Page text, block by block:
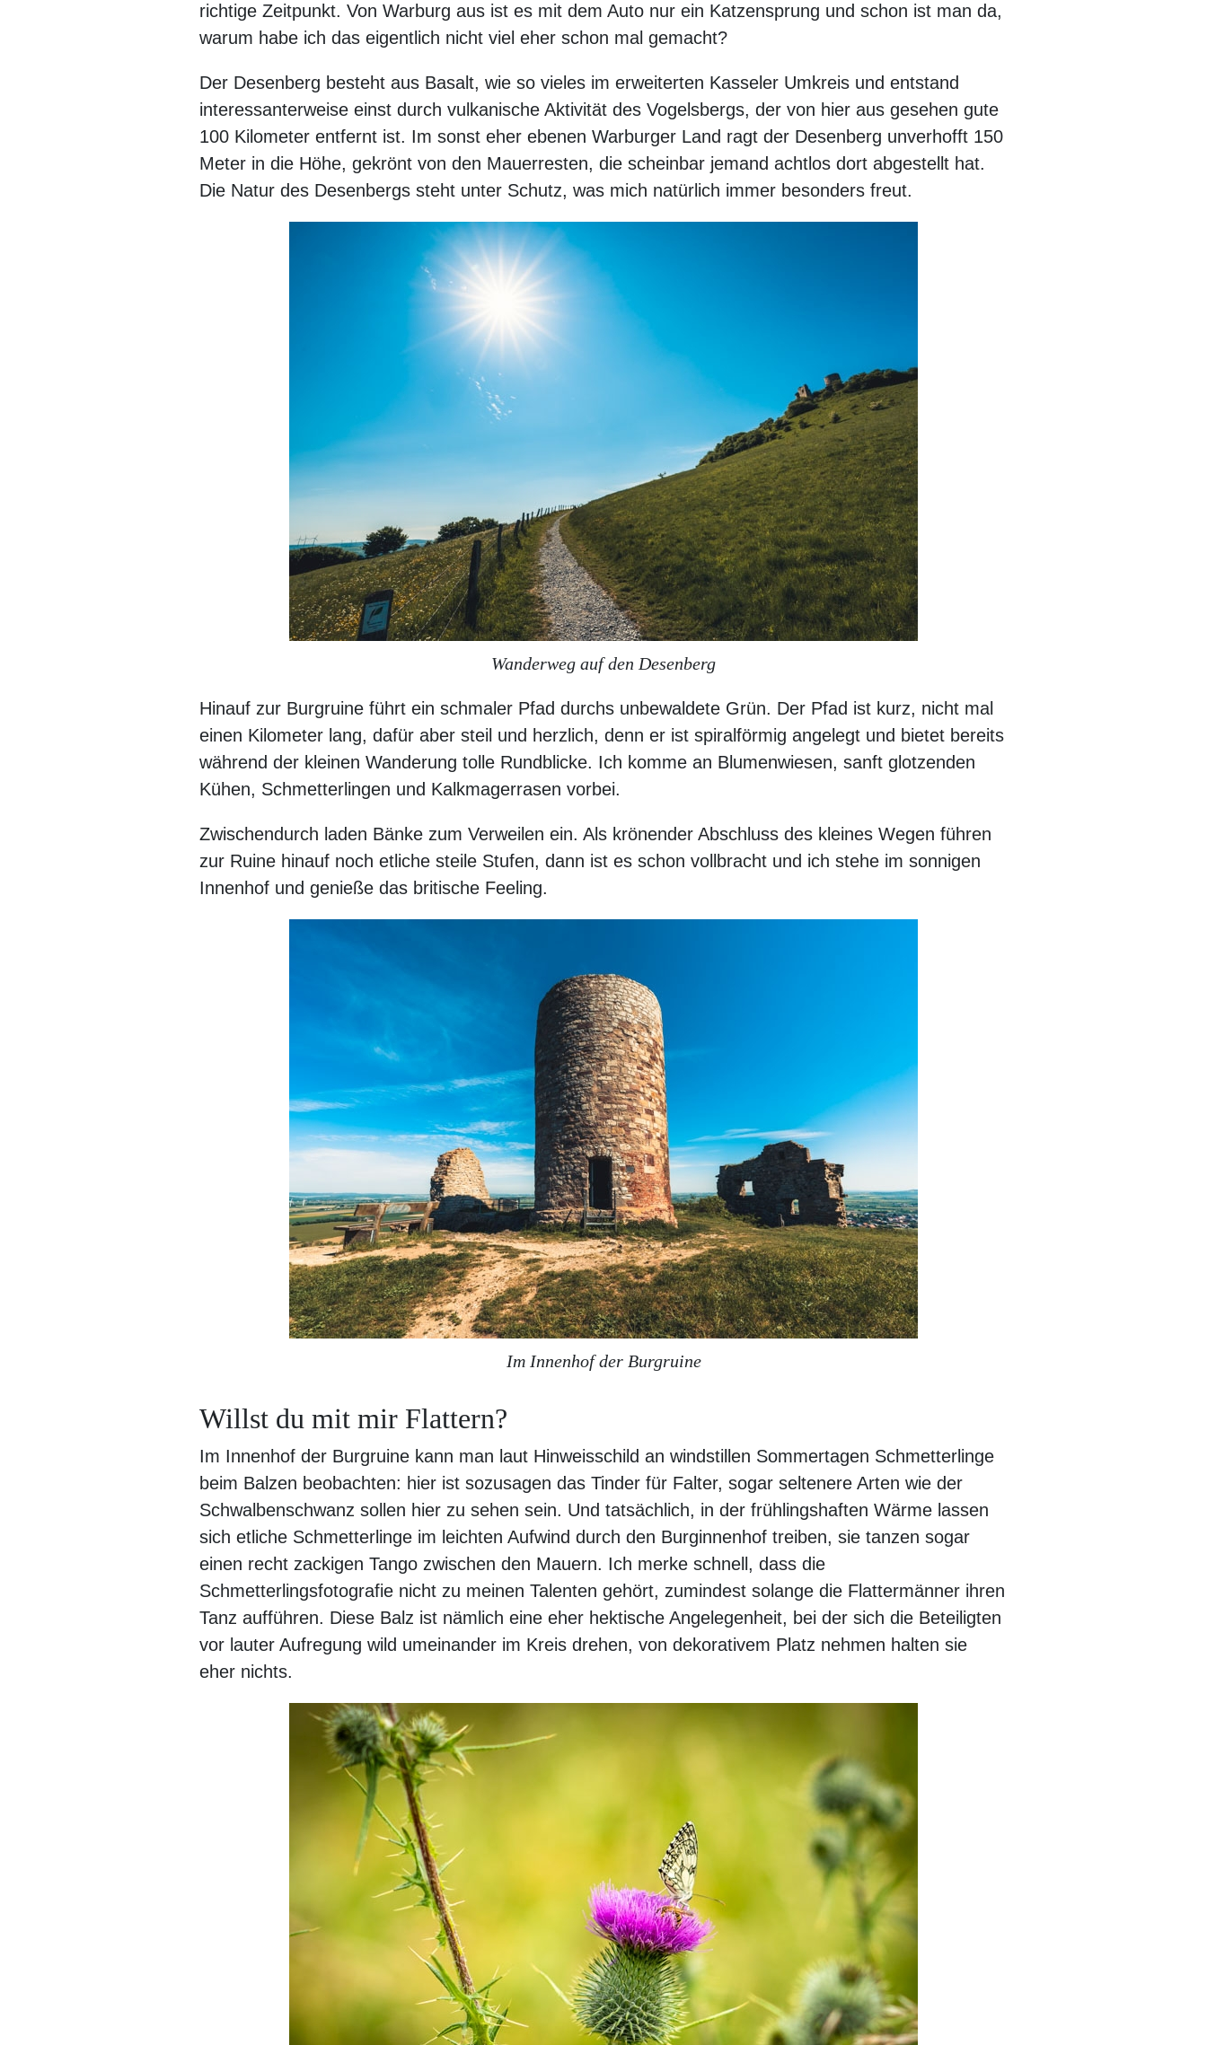
richtige Zeitpunkt. Von Warburg aus ist es mit dem Auto nur ein Katzensprung und schon ist man da,
warum habe ich das eigentlich nicht viel eher schon mal gemacht?
Der Desenberg besteht aus Basalt, wie so vieles im erweiterten Kasseler Umkreis und entstand
interessanterweise einst durch vulkanische Aktivität des Vogelsbergs, der von hier aus gesehen gute
100 Kilometer entfernt ist. Im sonst eher ebenen Warburger Land ragt der Desenberg unverhofft 150
Meter in die Höhe, gekrönt von den Mauerresten, die scheinbar jemand achtlos dort abgestellt hat.
Die Natur des Desenbergs steht unter Schutz, was mich natürlich immer besonders freut.
Wanderweg auf den Desenberg
Hinauf zur Burgruine führt ein schmaler Pfad durchs unbewaldete Grün. Der Pfad ist kurz, nicht mal
einen Kilometer lang, dafür aber steil und herzlich, denn er ist spiralförmig angelegt und bietet bereits
während der kleinen Wanderung tolle Rundblicke. Ich komme an Blumenwiesen, sanft glotzenden
Kühen, Schmetterlingen und Kalkmagerrasen vorbei.
Zwischendurch laden Bänke zum Verweilen ein. Als krönender Abschluss des kleines Wegen führen
zur Ruine hinauf noch etliche steile Stufen, dann ist es schon vollbracht und ich stehe im sonnigen
Innenhof und genieße das britische Feeling.
Im Innenhof der Burgruine
Willst du mit mir Flattern?
Im Innenhof der Burgruine kann man laut Hinweisschild an windstillen Sommertagen Schmetterlinge
beim Balzen beobachten: hier ist sozusagen das Tinder für Falter, sogar seltenere Arten wie der
Schwalbenschwanz sollen hier zu sehen sein. Und tatsächlich, in der frühlingshaften Wärme lassen
sich etliche Schmetterlinge im leichten Aufwind durch den Burginnenhof treiben, sie tanzen sogar
einen recht zackigen Tango zwischen den Mauern. Ich merke schnell, dass die
Schmetterlingsfotografie nicht zu meinen Talenten gehört, zumindest solange die Flattermänner ihren
Tanz aufführen. Diese Balz ist nämlich eine eher hektische Angelegenheit, bei der sich die Beteiligten
vor lauter Aufregung wild umeinander im Kreis drehen, von dekorativem Platz nehmen halten sie
eher nichts.